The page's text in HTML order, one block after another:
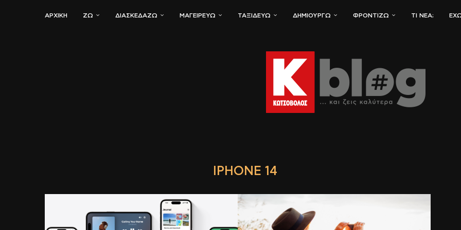
ΑΡΧΙΚΗ ΖΏ ΔΙΑΣΚΕΔΆΖΩ ΜΑΓΕΙΡΕΎΩ ΤΑΞΙΔΕΎΩ ΔΗΜΙΟΥΡΓΏ ΦΡΟΝΤΊΖΩ ΤΙ ΝΈΑ;
IPHONE 14